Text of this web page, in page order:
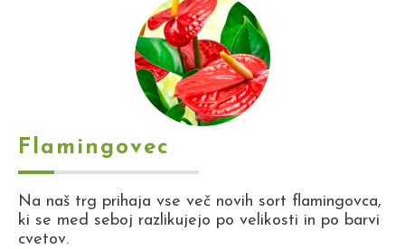
Flamingovec
Na naš trg prihaja vse več novih sort flamingovca,
ki se med seboj razlikujejo po velikosti in po barvi
cvetov.